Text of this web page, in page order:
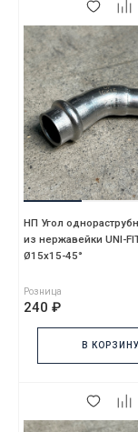
НП Угол
из нержавейки UNI-
Ø15х15-45°
Розница
240 ₽
В КОРЗИНУ